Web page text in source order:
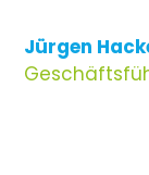
Jürgen